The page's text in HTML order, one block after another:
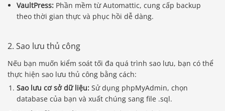
VaultPress: Phần mềm từ Automattic, cung cấp backup
theo thời gian thực và phục hồi dễ dàng.
2. Sao lưu thủ công
Nếu bạn muốn kiểm soát tối đa quá trình sao lưu, bạn có thể
thực hiện sao lưu thủ công bằng cách:
Sao lưu cơ sở dữ liệu: Sử dụng phpMyAdmin, chọn
database của bạn và xuất chúng sang file .sql.